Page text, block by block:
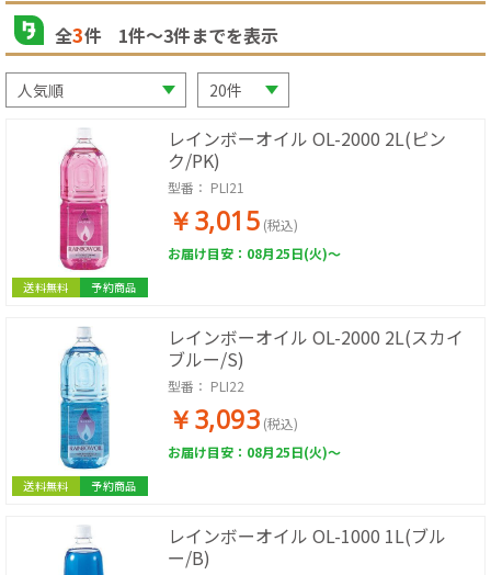
全3件 1件〜3件までを表示
送料無料 予約商品
レインボーオイル OL-2000 2L(ピン
ク/PK)
型番： PLI21
￥3,015 (税込)
お届け目安：08月25日(火)～
送料無料 予約商品
レインボーオイル OL-2000 2L(スカイ
ブルー/S)
型番： PLI22
￥3,093 (税込)
お届け目安：08月25日(火)～
レインボーオイル OL-1000 1L(ブル
ー/B)